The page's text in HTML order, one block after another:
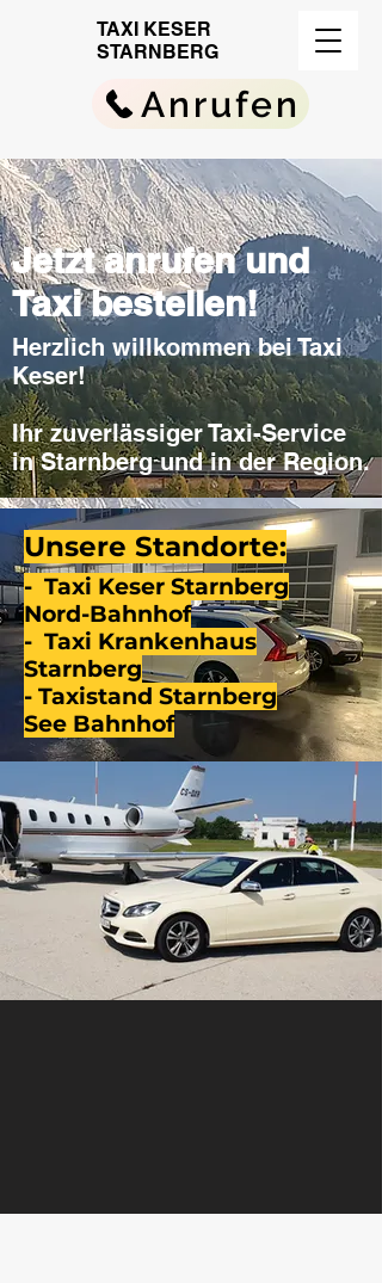
TAXI KESER
STARNBERG
Anrufen
Jetzt anrufen und
Taxi bestellen!
Herzlich willkommen bei Taxi
Keser!
Ihr zuverlässiger Taxi-Service
in Starnberg und in der Region.
Unsere Standorte:
- Taxi Keser Starnberg
Nord-Bahnhof
- Taxi Krankenhaus
Starnberg
- Taxistand Starnberg
See Bahnhof